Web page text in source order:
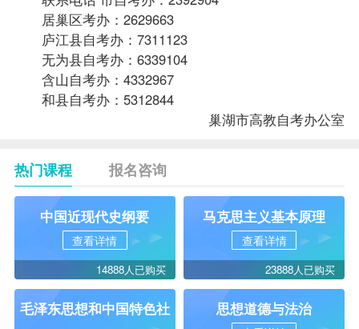
居巢区考办：2629663
庐江县自考办：7311123
无为县自考办：6339104
含山自考办：4332967
和县自考办：5312844
巢湖市高教自考办公室
热门课程 报名咨询
中国近现代史纲要
查看详情
14888人已购买
马克思主义基本原理
查看详情
23888人已购买
毛泽东思想和中国特色社
思想道德与法治